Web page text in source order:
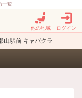
一覧
他の地域 ログイン
山駅前 キャバクラ